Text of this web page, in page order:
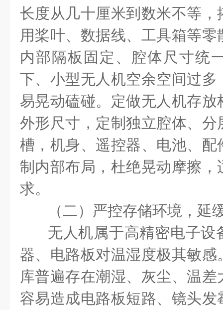
长度从几十厘米到数米不等
用桨叶、数据线、工具箱等
内部隔板固定、腔体尺寸统
下、小型无人机空余空间过
易晃动磕碰。定做无人机存
外形尺寸，定制独立腔体、
槽，机身、遥控器、电池、
制内部布局，杜绝晃动摩擦
求。
（二）严控存储环境，延
无人机属于高精密电子设
器、电路板对温湿度极其敏
库普遍存在潮湿、灰尘、温
容易造成电路板短路、镜头